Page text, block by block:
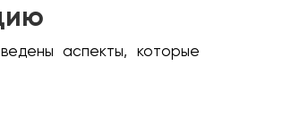
аспекты, которые